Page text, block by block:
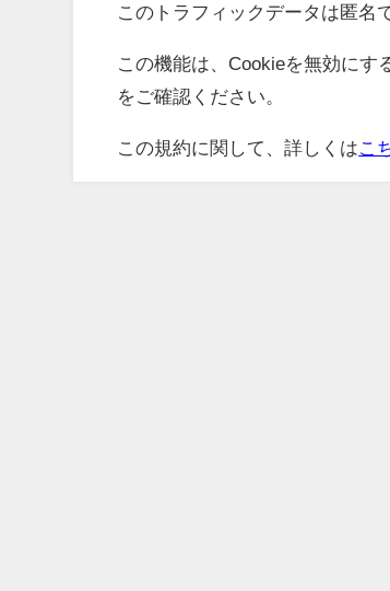
このトラフィックデータは匿名
この機能は、Cookieを無効に
をご確認ください。
この規約に関して、詳しくは こ